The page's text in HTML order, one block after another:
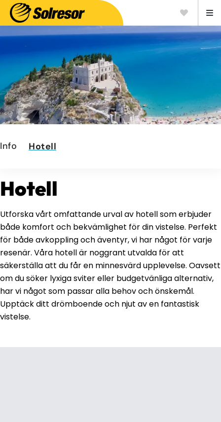
Info Hotell
Hotell
Utforska vårt omfattande urval av hotell som erbjuder
både komfort och bekvämlighet för din vistelse. Perfekt
för både avkoppling och äventyr, vi har något för varje
resenär. Våra hotell är noggrant utvalda för att
säkerställa att du får en minnesvärd upplevelse. Oavsett
om du söker lyxiga sviter eller budgetvänliga alternativ,
har vi något som passar alla behov och önskemål.
Upptäck ditt drömboende och njut av en fantastisk
vistelse.